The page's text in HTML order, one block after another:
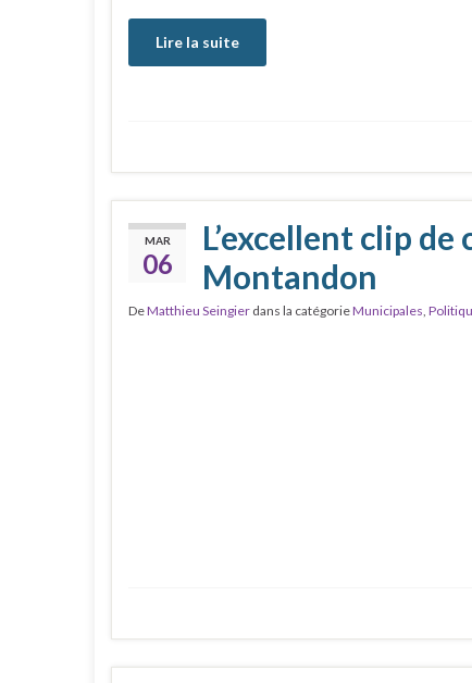
Lire la suite
MAR
06
L’excellent clip
Montandon
DeMatthieu Seingier dans la catégorieMunicipales,